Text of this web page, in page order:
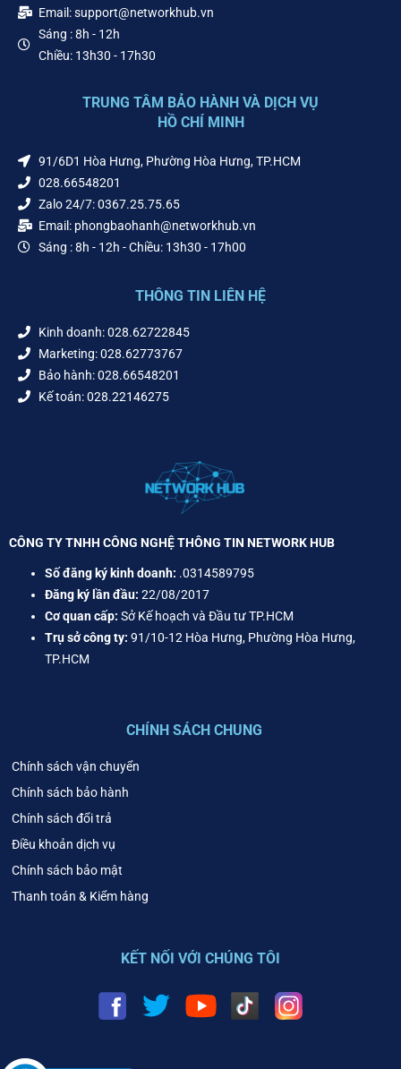
Email: support@networkhub.vn
Sáng : 8h - 12h
Chiều: 13h30 - 17h30
TRUNG TÂM BẢO HÀNH VÀ DỊCH VỤ
HỒ CHÍ MINH
91/6D1 Hòa Hưng, Phường Hòa Hưng, TP.HCM
028.66548201
Zalo 24/7: 0367.25.75.65
Email: phongbaohanh@networkhub.vn
Sáng : 8h - 12h - Chiều: 13h30 - 17h00
THÔNG TIN LIÊN HỆ
Kinh doanh: 028.62722845
Marketing: 028.62773767
Bảo hành: 028.66548201
Kế toán: 028.22146275
CÔNG TY TNHH CÔNG NGHỆ THÔNG TIN NETWORK HUB
Số đăng ký kinh doanh: .0314589795
Đăng ký lần đầu: 22/08/2017
Cơ quan cấp: Sở Kế hoạch và Đầu tư TP.HCM
Trụ sở công ty: 91/10-12 Hòa Hưng, Phường Hòa Hưng,
TP.HCM
CHÍNH SÁCH CHUNG
Chính sách vận chuyển
Chính sách bảo hành
Chính sách đổi trả
Điều khoản dịch vụ
Chính sách bảo mật
Thanh toán & Kiểm hàng
KẾT NỐI VỚI CHÚNG TÔI